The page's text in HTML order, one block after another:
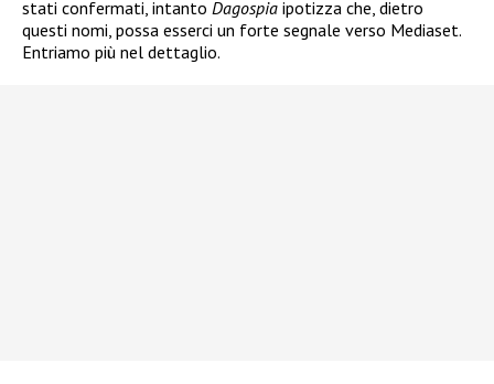
stati confermati, intanto Dagospia ipotizza che, dietro
questi nomi, possa esserci un forte segnale verso Mediaset.
Entriamo più nel dettaglio.